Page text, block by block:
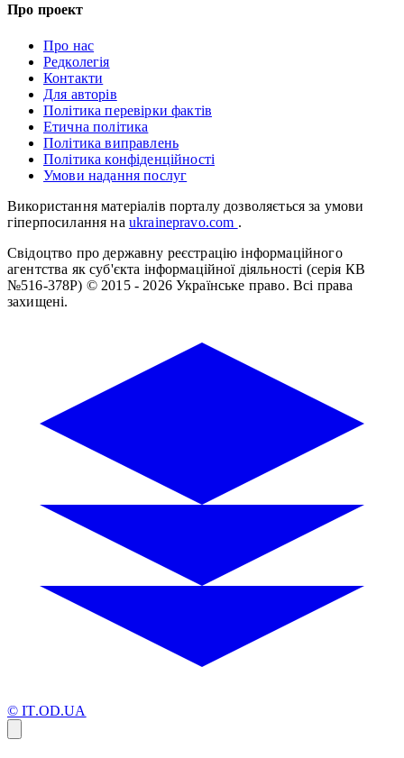
Про проект
Про нас
Редколегія
Контакти
Для авторів
Політика перевірки фактів
Етична політика
Політика виправлень
Політика конфіденційності
Умови надання послуг
Використання матеріалів порталу дозволяється за умови
гіперпосилання на ukrainepravo.com .
Свідоцтво про державну реєстрацію інформаційного
агентства як суб'єкта інформаційної діяльності (серія КВ
№516-378Р) © 2015 - 2026 Українське право. Всі права
захищені.
© IT.OD.UA